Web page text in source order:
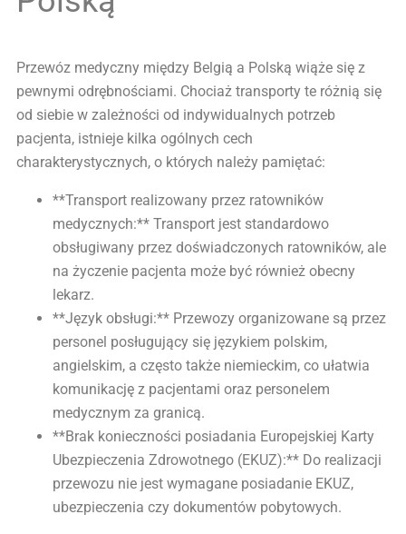
Przewóz medyczny między Belgią a Polską wiąże się z
pewnymi odrębnościami. Chociaż transporty te różnią się
od siebie w zależności od indywidualnych potrzeb
pacjenta, istnieje kilka ogólnych cech
charakterystycznych, o których należy pamiętać:
**Transport realizowany przez ratowników
medycznych:** Transport jest standardowo
obsługiwany przez doświadczonych ratowników, ale
na życzenie pacjenta może być również obecny
lekarz.
**Język obsługi:** Przewozy organizowane są przez
personel posługujący się językiem polskim,
angielskim, a często także niemieckim, co ułatwia
komunikację z pacjentami oraz personelem
medycznym za granicą.
**Brak konieczności posiadania Europejskiej Karty
Ubezpieczenia Zdrowotnego (EKUZ):** Do realizacji
przewozu nie jest wymagane posiadanie EKUZ,
ubezpieczenia czy dokumentów pobytowych.